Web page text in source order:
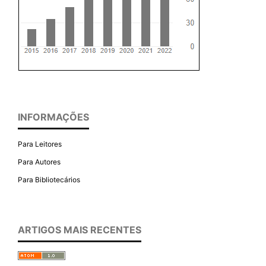
INFORMAÇÕES
Para Leitores
Para Autores
Para Bibliotecários
ARTIGOS MAIS RECENTES